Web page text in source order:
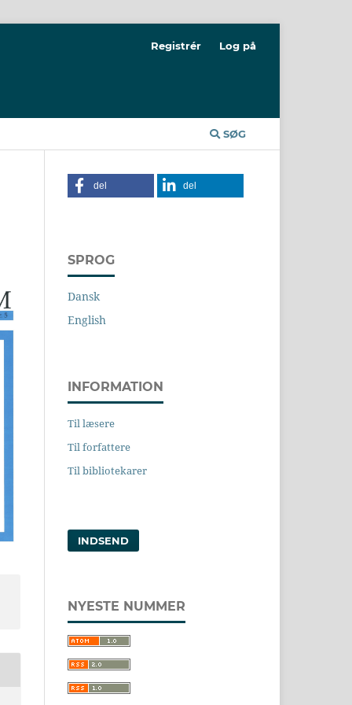
SØG
Registrér Log på
del del
SPROG
Dansk
English
INFORMATION
Til læsere
Til forfattere
Til bibliotekarer
INDSEND
NYESTE NUMMER